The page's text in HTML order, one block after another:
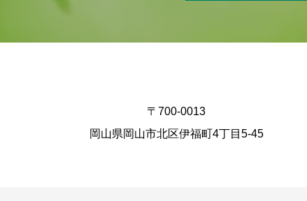
〒700-0013
岡山県岡山市北区伊福町4丁目5-45